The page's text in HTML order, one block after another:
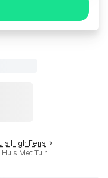
High Fens
Met Tuin